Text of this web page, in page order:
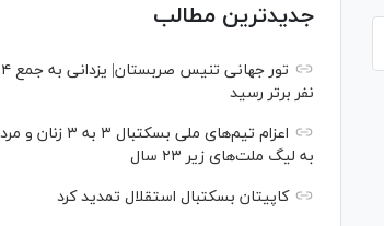
جدیدترین مطالب
تور جهانی تنیس صربستان| یزدانی به جمع ۴
نفر برتر رسید
اعزام تیم‌های ملی بسکتبال ۳ به ۳
به لیگ ملت‌های زیر ۲۳ سال
کاپیتان بسکتبال استقلال تمدید کرد